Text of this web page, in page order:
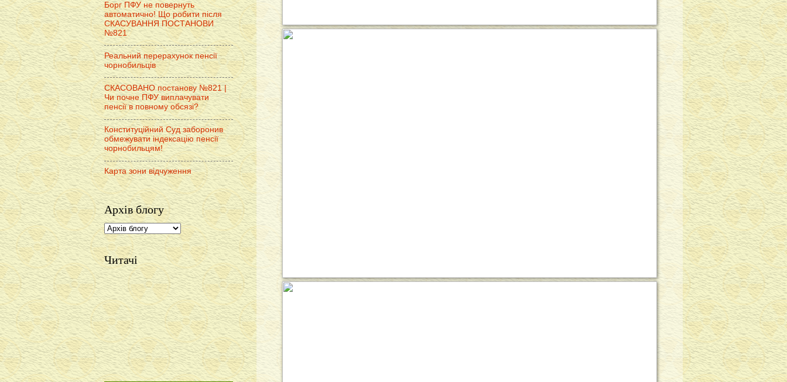
Борг ПФУ не повернуть
автоматично! Що робити після
СКАСУВАННЯ ПОСТАНОВИ
№821
Реальний перерахунок пенсії
чорнобильців
СКАСОВАНО постанову №821 |
Чи почне ПФУ виплачувати
пенсії в повному обсязі?
Конституційний Суд заборонив
обмежувати індексацію пенсії
чорнобильцям!
Карта зони відчуження
Архів блогу
Читачі